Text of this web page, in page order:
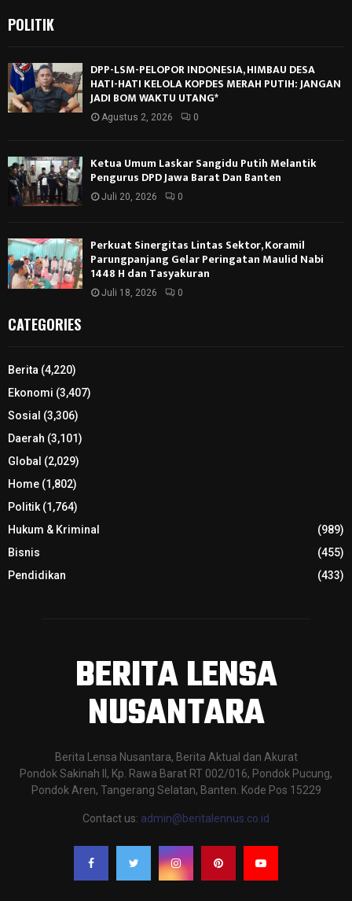
POLITIK
DPP-LSM-PELOPOR INDONESIA, HIMBAU DESA
HATI-HATI KELOLA KOPDES MERAH PUTIH: JANGAN
JADI BOM WAKTU UTANG*
Agustus 2, 2026 0
Ketua Umum Laskar Sangidu Putih Melantik
Pengurus DPD Jawa Barat Dan Banten
Juli 20, 2026 0
Perkuat Sinergitas Lintas Sektor, Koramil
Parungpanjang Gelar Peringatan Maulid Nabi
1448 H dan Tasyakuran
Juli 18, 2026 0
CATEGORIES
Berita (4,220)
Ekonomi (3,407)
Sosial (3,306)
Daerah (3,101)
Global (2,029)
Home (1,802)
Politik(1,764)
Hukum & Kriminal
(989)
Bisnis
(455)
Pendidikan
(433)
BERITA LENSA
NUSANTARA
Berita Lensa Nusantara, Berita Aktual dan Akurat
Pondok Sakinah II, Kp. Rawa Barat RT 002/016, Pondok Pucung,
Pondok Aren, Tangerang Selatan, Banten. Kode Pos 15229
Contact us: admin@beritalennus.co.id